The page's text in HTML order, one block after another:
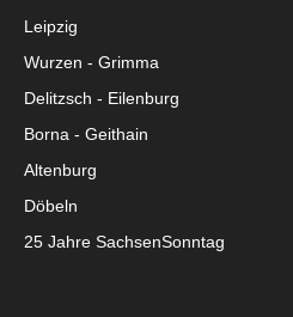
Leipzig
Wurzen - Grimma
Delitzsch - Eilenburg
Borna - Geithain
Altenburg
Döbeln
25 Jahre SachsenSonntag